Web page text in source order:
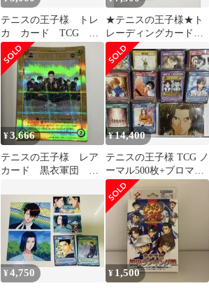
テニスの王子様 トレ
カ カード TCG プ
ロモ 非売品 まとめ
★テニスの王子様★ト
レーディングカード★
二人のサムライ★青学
★リョーマ、不二 他
¥3,666
テニスの王子様 レア
カード 黒衣軍団 不
¥14,400
テニスの王子様 TCG ノ
ーマル500枚+ブロマイ
ド20枚 まとめ売り
¥4,750 ¥ 1,500